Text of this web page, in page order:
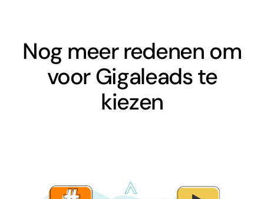
Nog meer redenen om
voor Gigaleads te
kiezen